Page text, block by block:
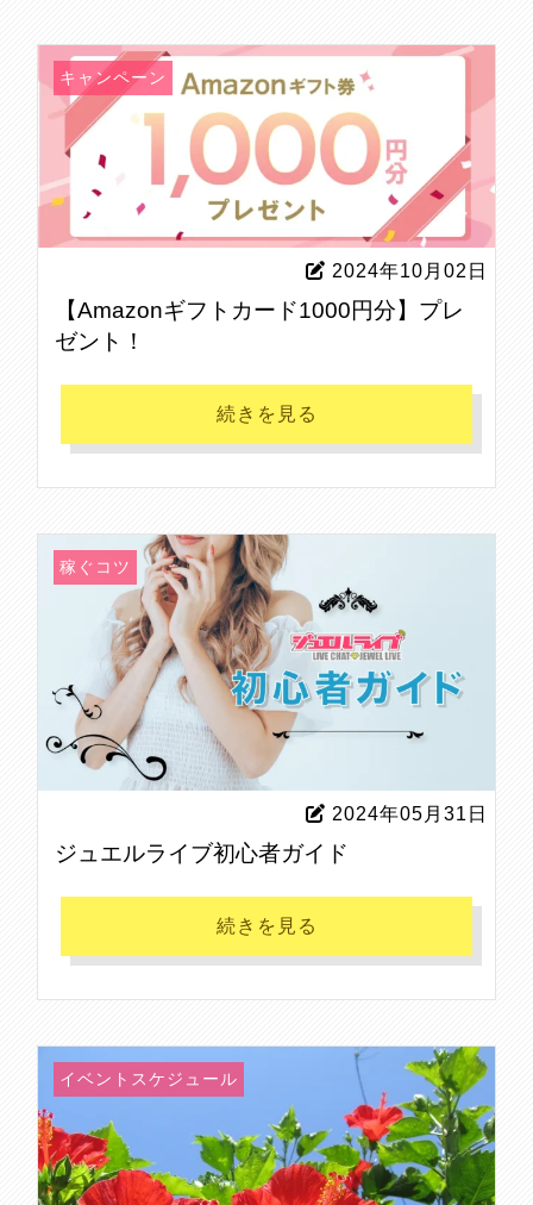
キャンペーン
2024年10月02日
【Amazonギフトカード1000円分】プレ
ゼント！
続きを見る
稼ぐコツ
2024年05月31日
ジュエルライブ初心者ガイド
続きを見る
イベントスケジュール